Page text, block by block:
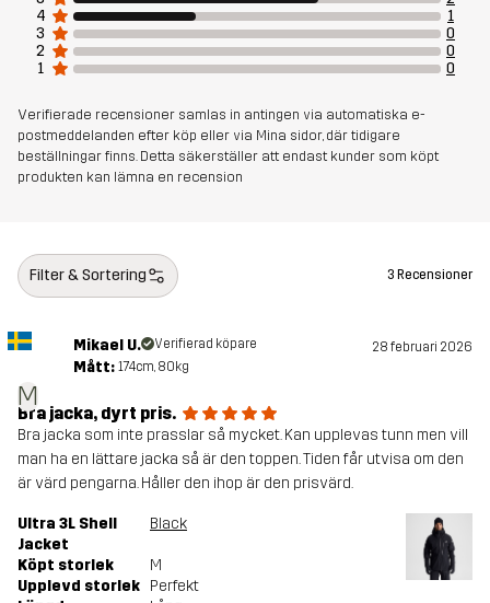
Membran
Vattenpelare: 30 000 mm
Andningsförmåga: 25 000 g/m²/24h
Skapad för
KLÄTTRING & BERGSBESTIGNING
4
1
3
0
2
0
1
0
Verifierade recensioner samlas in antingen via automatiska e-
postmeddelanden efter köp eller via Mina sidor, där tidigare
beställningar finns. Detta säkerställer att endast kunder som köpt
produkten kan lämna en recension
Filter & Sortering 3 Recensioner
M
Mikael U. Verifierad köpare 28 februari 2026
Mått: 174cm, 80kg
Bra jacka, dyrt pris.
Bra jacka som inte prasslar så mycket. Kan upplevas tunn men vill
man ha en lättare jacka så är den toppen. Tiden får utvisa om den
är värd pengarna. Håller den ihop är den prisvärd.
Ultra 3L Shell
Jacket
Black
Köpt storlek
M
Upplevd storlek Perfekt